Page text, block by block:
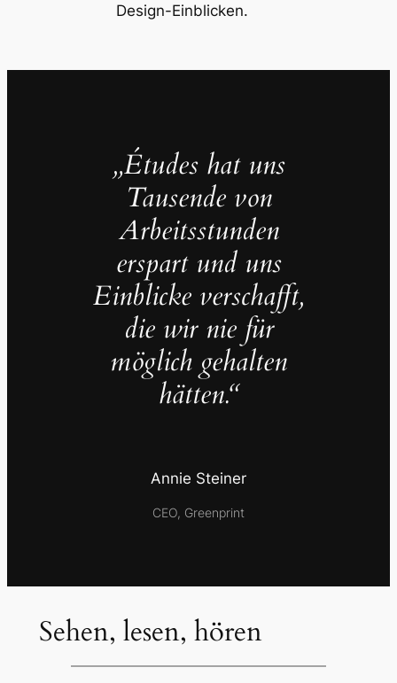
Design-Einblicken.
„Études hat uns
Tausende von
Arbeitsstunden
erspart und uns
Einblicke verschafft,
die wir nie für
möglich gehalten
hätten.“
Annie Steiner
CEO, Greenprint
Sehen, lesen, hören